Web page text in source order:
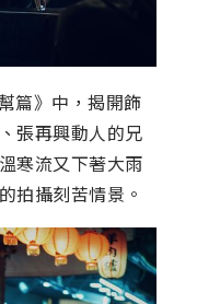
篇》中，揭開飾
張再興動人的兄
寒流又下著大雨
拍攝刻苦情景。